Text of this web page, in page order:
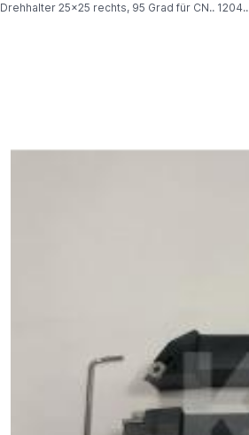
Drehhalter 25x25 rechts, 95 Grad für CN.. 1204..